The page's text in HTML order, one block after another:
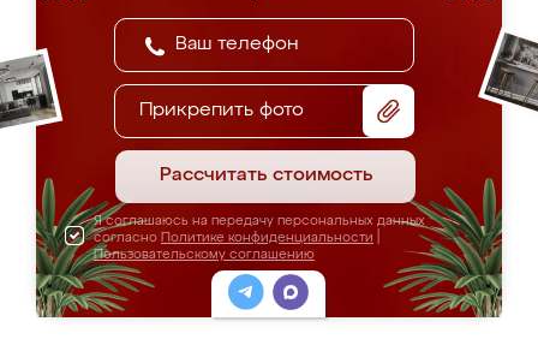
Прикрепить фото
Рассчитать стоимость
Я соглашаюсь на передачу персональных данных
согласно Политике конфиденциальности
Пользовательскому соглашению